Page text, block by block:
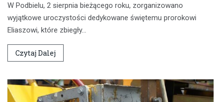
W Podbielu, 2 sierpnia bieżącego roku, zorganizowano
wyjątkowe uroczystości dedykowane świętemu prorokowi
Eliaszowi, które zbiegły…
Czytaj Dalej